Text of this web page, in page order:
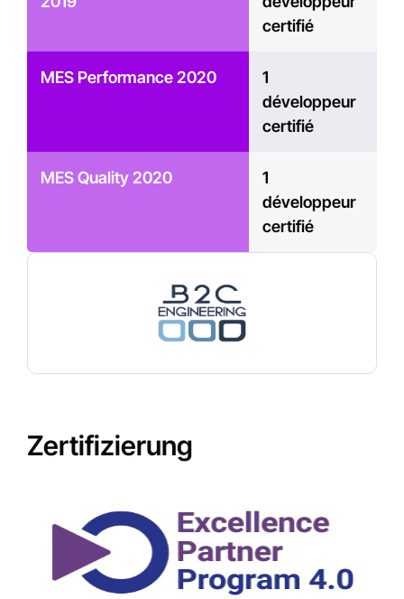
Zertifizierung
certifié
MES Performance 2020
1
développeur
certifié
MES Quality 2020
1
développeur
certifié